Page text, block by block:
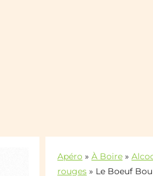
Apéro » À Boire »
rouges » Le Boeuf